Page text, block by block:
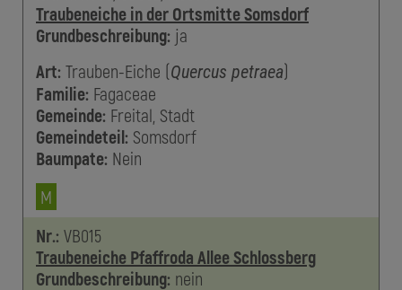
Traubeneiche in der Ortsmitte Somsdorf
Grundbeschreibung: ja
Art: Trauben-Eiche (Quercus petraea)
Familie: Fagaceae
Gemeinde: Freital, Stadt
Gemeindeteil: Somsdorf
Baumpate: Nein
M
Nr.: VB015
Traubeneiche Pfaffroda Allee Schlossberg
Grundbeschreibung: nein